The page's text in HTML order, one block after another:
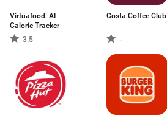
Virtuafood: AI
Calorie Tracker
3.5
Costa Coffee Club
-